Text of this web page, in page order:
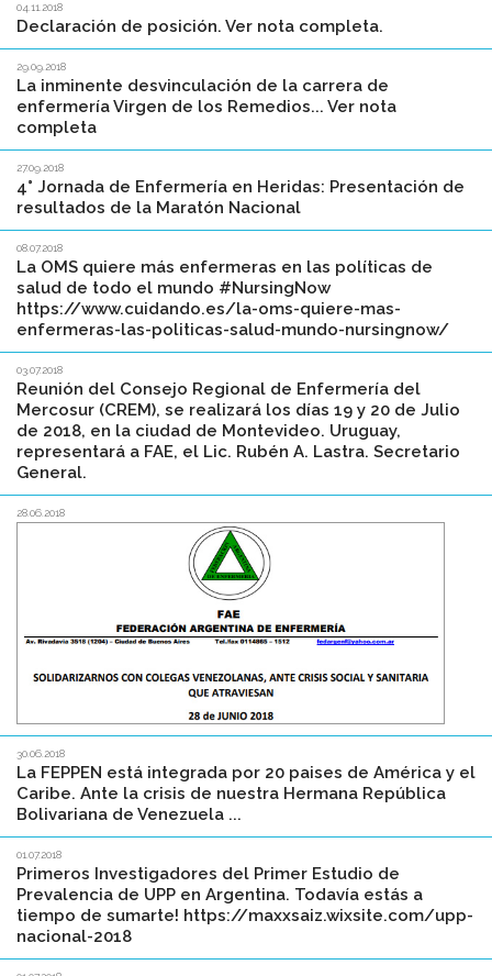
04.11.2018
Declaración de posición. Ver nota completa.
29.09.2018
La inminente desvinculación de la carrera de
enfermería Virgen de los Remedios... Ver nota
completa
27.09.2018
4° Jornada de Enfermería en Heridas: Presentación de
resultados de la Maratón Nacional
08.07.2018
La OMS quiere más enfermeras en las políticas de
salud de todo el mundo #NursingNow
https://www.cuidando.es/la-oms-quiere-mas-
enfermeras-las-politicas-salud-mundo-nursingnow/
03.07.2018
Reunión del Consejo Regional de Enfermería del
Mercosur (CREM), se realizará los días 19 y 20 de Julio
de 2018, en la ciudad de Montevideo. Uruguay,
representará a FAE, el Lic. Rubén A. Lastra. Secretario
General.
28.06.2018
30.06.2018
La FEPPEN está integrada por 20 paises de América y el
Caribe. Ante la crisis de nuestra Hermana República
Bolivariana de Venezuela ...
01.07.2018
Primeros Investigadores del Primer Estudio de
Prevalencia de UPP en Argentina. Todavía estás a
tiempo de sumarte! https://maxxsaiz.wixsite.com/upp-
nacional-2018